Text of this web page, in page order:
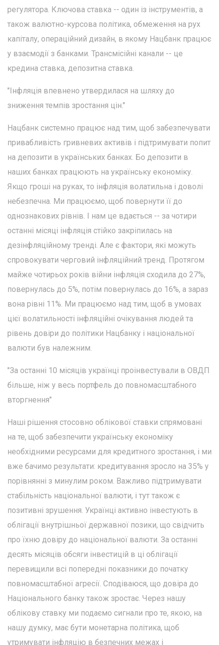
регулятора. Ключова ставка -- один із інструментів, а
також валютно-курсова політика, обмеження на рух
капіталу, операційний дизайн, в якому Нацбанк працює
у взаємодії з банками. Трансмісійні канали -- це
кредина ставка, депозитна ставка.
"Інфляція впевнено утвердилася на шляху до
зниження темпів зростання цін."
Нацбанк системно працює над тим, щоб забезпечувати
привабливість гривневих активів і підтримувати попит
на депозити в українських банках. Бо депозити в
наших банках працюють на українську економіку.
Якщо гроші на руках, то інфляція волатильна і доволі
небезпечна. Ми працюємо, щоб повернути її до
однознакових рівнів. І нам це вдається -- за чотири
останні місяці інфляція стійко закріпилась на
дезінфляційному тренді. Але є фактори, які можуть
спровокувати черговий інфляційний тренд. Протягом
майже чотирьох років війни інфляція сходила до 27%,
повернулась до 5%, потім повернулась до 16%, а зараз
вона рівні 11%. Ми працюємо над тим, щоб в умовах
цієї волатильності інфляційні очікування людей та
рівень довіри до політики Нацбанку і національної
валюти був належним.
"За останні 10 місяців українці проінвестували в ОВДП
більше, ніж у весь портфель до повномасштабного
вторгнення"
Наші рішення стосовно облікової ставки спрямовані
на те, щоб забезпечити українську економіку
необхідними ресурсами для кредитного зростання, і ми
вже бачимо результати: кредитування зросло на 35% у
порівнянні з минулим роком. Важливо підтримувати
стабільність національної валюти, і тут також є
позитивні зрушення. Українці активно інвестують в
облігації внутрішньої державної позики, що свідчить
про їхню довіру до національної валюти. За останні
десять місяців обсяги інвестицій в ці облігації
перевищили всі попередні показники до початку
повномасштабної агресії. Сподіваюся, що довіра до
Національного банку також зростає. Через нашу
облікову ставку ми подаємо сигнали про те, якою, на
нашу думку, має бути монетарна політика, щоб
утримувати інфляцію в безпечних межах і